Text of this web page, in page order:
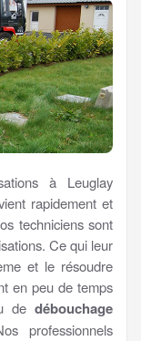
à Leuglay
rapidement et
techniciens sont
Ce qui leur
et le résoudre
en peu de temps
de débouchage
professionnels